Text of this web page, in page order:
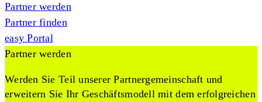
Partner werden
Partner finden
easy Portal
Partner werden
Werden Sie Teil unserer Partnergemeinschaft und
erweitern Sie Ihr Geschäftsmodell mit dem erfolgreichen